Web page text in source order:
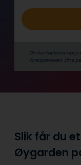
Din
forespørselen. Dine
Slik får du
Øygarden